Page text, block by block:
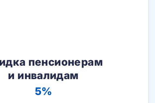
пенсионерам
и инвалидам
5%